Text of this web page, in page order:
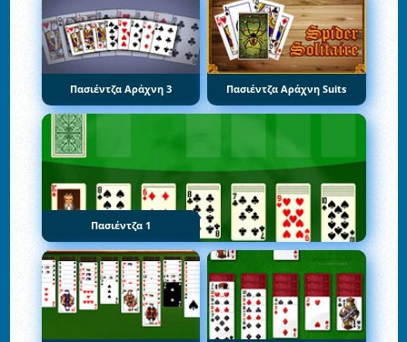
Πασιέντζα Αράχνη 3 Πασιέντζα Αράχνη Suits
Πασιέντζα 1